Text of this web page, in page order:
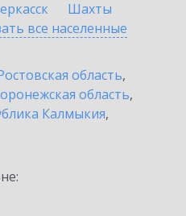
Шахты
все населенные
область,
область,
Калмыкия,